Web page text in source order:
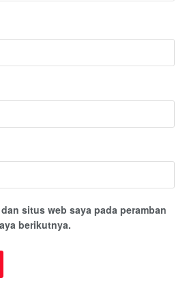
situs web saya pada peramban
berikutnya.